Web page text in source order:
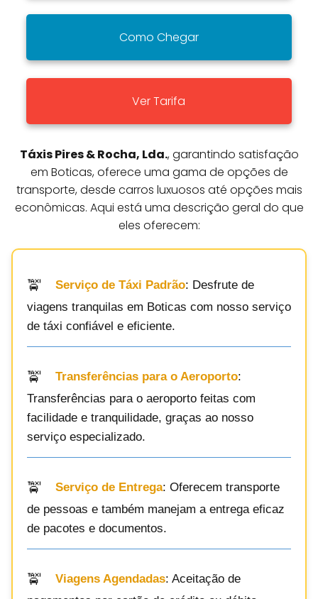
Como Chegar
Ver Tarifa
Táxis Pires & Rocha, Lda., garantindo satisfação
em Boticas, oferece uma gama de opções de
transporte, desde carros luxuosos até opções mais
econômicas. Aqui está uma descrição geral do que
eles oferecem:
Serviço de Táxi Padrão: Desfrute de
viagens tranquilas em Boticas com nosso serviço
de táxi confiável e eficiente.
Transferências para o Aeroporto:
Transferências para o aeroporto feitas com
facilidade e tranquilidade, graças ao nosso
serviço especializado.
Serviço de Entrega: Oferecem transporte
de pessoas e também manejam a entrega eficaz
de pacotes e documentos.
Viagens Agendadas: Aceitação de